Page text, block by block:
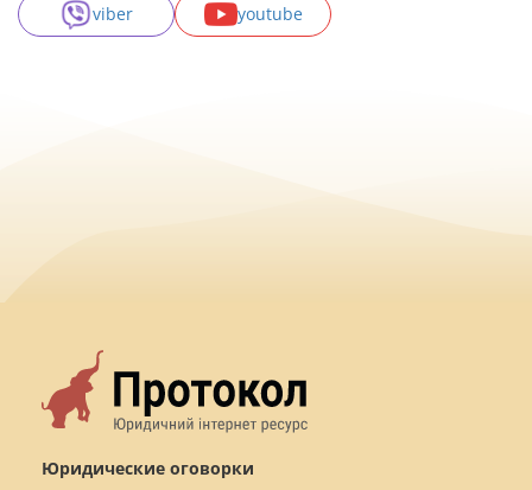
viber
youtube
Юридические оговорки